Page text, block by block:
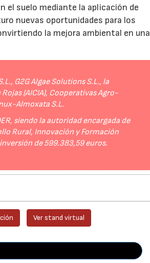
el suelo mediante la aplicación de
nuevas oportunidades para los
la mejora ambiental en una
G2G Algae Solutions S.L., la
(AICIA), Cooperativas Agro-
Almoxata S.L.
siendo la autoridad encargada de
Rural, Innovación y Formación
de 599.383,59 euros.
Ver stand virtual